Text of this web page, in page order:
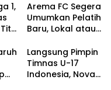
1,
Arema FC Segera
Umumkan Pelatih
Baru, Lokal atau
Langsung Pimpin
Timnas U-17
Indonesia, Nova